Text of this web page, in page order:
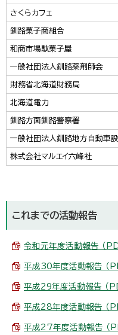
さくらカフェ
釧路菓子商組合
和商市場駄菓子屋
一般社団法人釧路薬剤師会
財務省北海道財務局
北海道電力
釧路方面釧路警察署
一般社団法人釧路地方自動車
株式会社マルエイ六峰社
これまでの活動報告
令和元年度活動報告 （
平成30年度活動報告 （
平成29年度活動報告 （
平成28年度活動報告 （
平成27年度活動報告 （